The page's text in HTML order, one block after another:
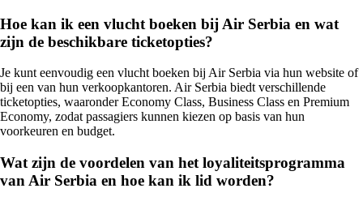
Hoe kan ik een vlucht boeken bij Air Serbia en wat
zijn de beschikbare ticketopties?
Je kunt eenvoudig een vlucht boeken bij Air Serbia via hun website of
bij een van hun verkoopkantoren. Air Serbia biedt verschillende
ticketopties, waaronder Economy Class, Business Class en Premium
Economy, zodat passagiers kunnen kiezen op basis van hun
voorkeuren en budget.
Wat zijn de voordelen van het loyaliteitsprogramma
van Air Serbia en hoe kan ik lid worden?